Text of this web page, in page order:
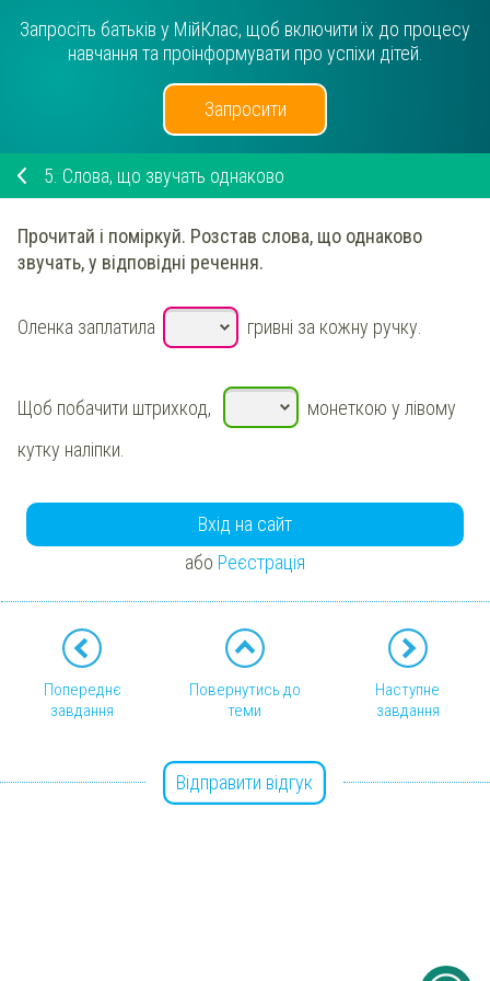
Запросіть батьків у МійКлас, щоб включити їх до процесу
навчання та проінформувати про успіхи дітей.
Запросити
5. Слова, що звучать однаково
Прочитай і поміркуй. Розстав слова, що однаково
звучать, у відповідні речення.
Оленка заплатила гривні за кожну ручку.
Щоб побачити штрихкод,
монеткою у лівому
кутку наліпки.
Вхід на сайт
або Реєстрація
Попереднє
завдання
Повернутись до
теми
Наступне
завдання
Відправити відгук